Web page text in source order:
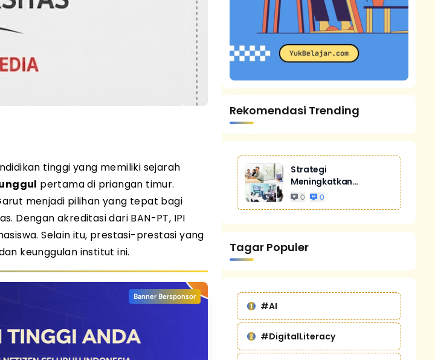
tinggi yang memiliki sejarah
pertama di priangan timur.
menjadi pilihan yang tepat bagi
Dengan akreditasi dari BAN-PT, IPI
Selain itu, prestasi-prestasi yang
keunggulan institut ini.
Banner Bersponsor
Rekomendasi Trending
Strategi
Meningkatkan
Penjualan Melalui
0 0
Tagar Populer
#AI
#DigitalLiteracy